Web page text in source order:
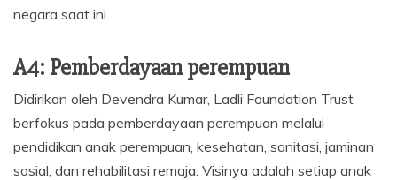
negara saat ini.
A4: Pemberdayaan perempuan
Didirikan oleh Devendra Kumar, Ladli Foundation Trust
berfokus pada pemberdayaan perempuan melalui
pendidikan anak perempuan, kesehatan, sanitasi, jaminan
sosial, dan rehabilitasi remaja. Visinya adalah setiap anak